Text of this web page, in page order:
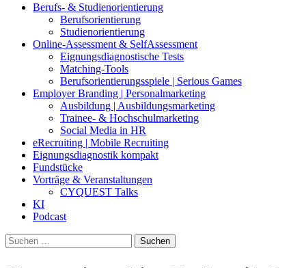
Zum
Berufs- & Studienorientierung
Berufsorientierung
Studienorientierung
Online-Assessment & SelfAssessment
Eignungsdiagnostische Tests
Matching-Tools
Berufsorientierungsspiele | Serious Games
Employer Branding | Personalmarketing
Ausbildung | Ausbildungsmarketing
Trainee- & Hochschulmarketing
Social Media in HR
eRecruiting | Mobile Recruiting
Eignungsdiagnostik kompakt
Fundstücke
Vorträge & Veranstaltungen
CYQUEST Talks
KI
Podcast
Suchen
nach: